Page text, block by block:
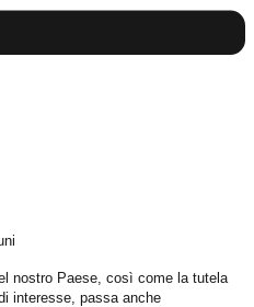
nostro Paese, così come la tutela
interesse, passa anche